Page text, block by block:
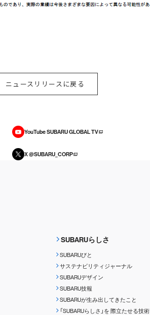
ニュースリリースに戻る
YouTube SUBARU GLOBAL TV
X @SUBARU_CORP
SUBARUらしさ
SUBARUびと
サステナビリティジャーナル
SUBARUデザイン
SUBARU技報
SUBARUが生み出してきたこと
「SUBARUらしさ」を 際立たせる技術